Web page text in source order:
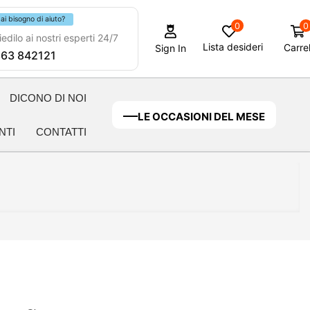
bisogno di aiuto?
ai nostri esperti 24/7
842121
Sign In
0
Lista desideri
0
DICONO DI NOI
CONTATTI
LE OCCASIONI DEL MESE